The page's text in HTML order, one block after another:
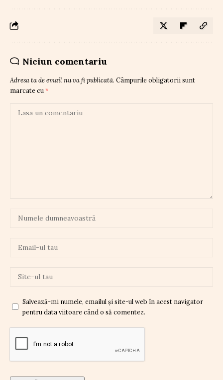
Niciun comentariu
Adresa ta de email nu va fi publicată. Câmpurile obligatorii sunt
marcate cu *
Salvează-mi numele, emailul și site-ul web în acest navigator
pentru data viitoare când o să comentez.